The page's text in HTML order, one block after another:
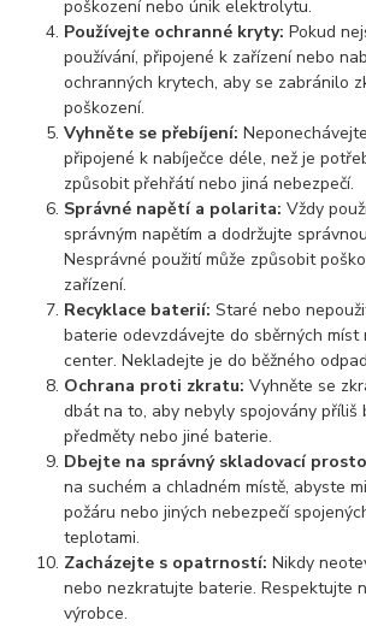
poškození nebo únik elektrolytu.
Používejte ochranné kryty: Pokud
používání, připojené k zařízení nebo
ochranných krytech, aby se zabránilo
poškození.
Vyhněte se přebíjení:
připojené k nabíječce déle, než je
způsobit přehřátí nebo jiná nebezpečí.
Správné napětí a polarita: Vždy
správným napětím a dodržujte
Nesprávné použití může způsobit
zařízení.
Recyklace baterií: Staré nebo
baterie odevzdávejte do sběrných míst
center. Nekladejte je do běžného
Ochrana proti zkratu: Vyhněte se
dbát na to, aby nebyly spojovány příliš
předměty nebo jiné baterie.
Dbejte na správný skladovací
na suchém a chladném místě, abyste
požáru nebo jiných nebezpečí
teplotami.
Zacházejte s opatrností: Nikdy
nebo nezkratujte baterie. Respektujte
výrobce.